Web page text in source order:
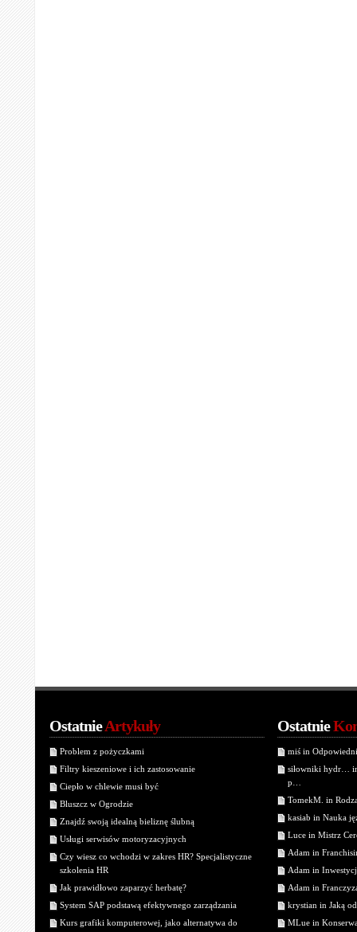
OstatnieArtykuły
Problem z pożyczkami
Filtry kieszeniowe i ich zastosowanie
Ciepło w chlewie musi być
Bluszcz w Ogrodzie
Znajdź swoją idealną bieliznę ślubną
Usługi serwisów motoryzacyjnych
Czy wiesz co wchodzi w zakres HR? Specjalistyczne
szkolenia HR
Jak prawidłowo zaparzyć herbatę?
System SAP podstawą efektywnego zarządzania
Kurs grafiki komputerowej, jako alternatywa do
Ostatnie
miś in
siłowniki hydr…
p…
TomekM. in
kasiab in Nauka
Luce in Mistrz
Adam in
Adam in
Adam in
krystian in Jaką
MLue in